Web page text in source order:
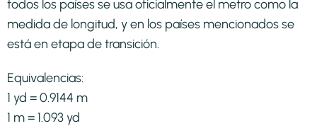
todos los países se usa oficialmente el metro como la
medida de longitud, y en los países mencionados se
está en etapa de transición.​
Equivalencias:
1 yd = 0.9144 m
1 m = 1.093 yd